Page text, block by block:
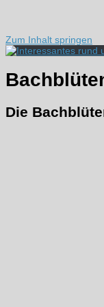
Zum Inhalt springen
Die